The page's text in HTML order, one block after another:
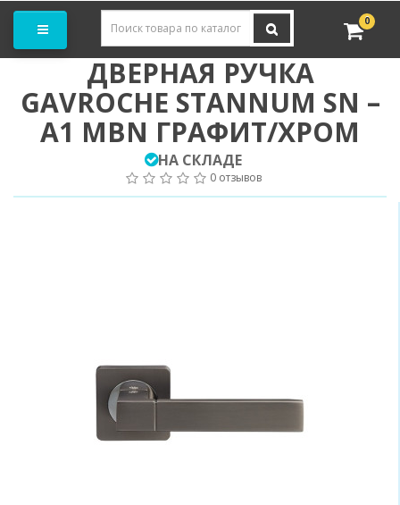
0
ДВЕРНАЯ РУЧКА
GAVROCHE STANNUM SN –
A1 MBN ГРАФИТ/ХРОМ
НА СКЛАДЕ
0 отзывов